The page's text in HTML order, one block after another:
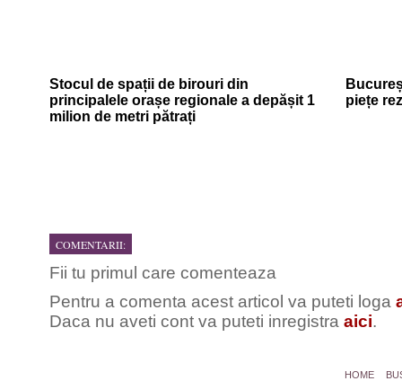
Stocul de spații de birouri din
principalele orașe regionale a depășit 1
milion de metri pătrați
piețe
COMENTARII:
Fii tu primul care comenteaza
Pentru a comenta acest articol va puteti loga
Daca nu aveti cont va puteti inregistra aici.
HOME